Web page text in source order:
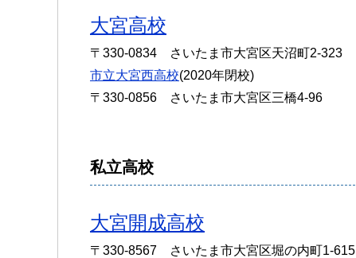
大宮高校
〒330-0834 さいたま市大宮区天沼町2-323
市立大宮西高校(2020年閉校)
〒330-0856 さいたま市大宮区三橋4-96
私立高校
大宮開成高校
〒330-8567 さいたま市大宮区堀の内町1-615